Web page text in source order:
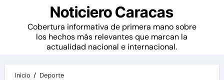
Noticiero Caracas
Cobertura informativa de primera mano sobre
los hechos más relevantes que marcan la
actualidad nacional e internacional.
Inicio
Deporte